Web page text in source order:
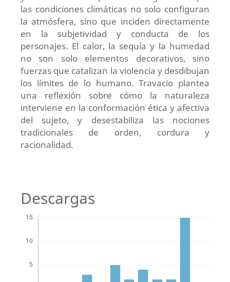
las condiciones climáticas no solo configuran
la atmósfera, sino que inciden directamente
en la subjetividad y conducta de los
personajes. El calor, la sequía y la humedad
no son solo elementos decorativos, sino
fuerzas que catalizan la violencia y desdibujan
los límites de lo humano. Travacio plantea
una reflexión sobre cómo la naturaleza
interviene en la conformación ética y afectiva
del sujeto, y desestabiliza las nociones
tradicionales de orden, cordura y
racionalidad.
Descargas